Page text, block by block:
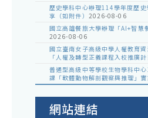
歷史學科中心辦理114學年度歷
享（如附件） 2026-08-06
國立高雄餐旅大學辦理「AI+智慧
2026-08-06
國立臺南女子高級中學人權教育
「人權及轉型正義課程入校推廣
普通型高級中等學校生物學科中
課「軟體動物解剖觀察與推理」
網站連結